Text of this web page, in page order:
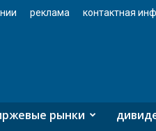
реклама контактная
рынки